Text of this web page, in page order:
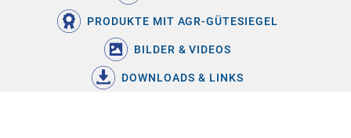
PRODUKTE MIT AGR-GÜTESIEGEL
BILDER & VIDEOS
DOWNLOADS & LINKS